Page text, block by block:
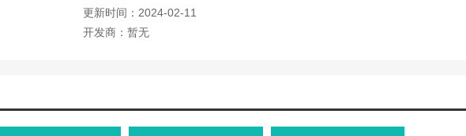
小水怪带给大家。每个人都知道他们每天至少需要8杯水，但大多数朋友不能。这款喝水提醒软
在忙碌的时候也能及时喝水。在软件中可以看到自己的饮水数据，知道自己每周喝多少水，并
更加关注自己的健康。
更新时间：2024-02-11
开发商：暂无